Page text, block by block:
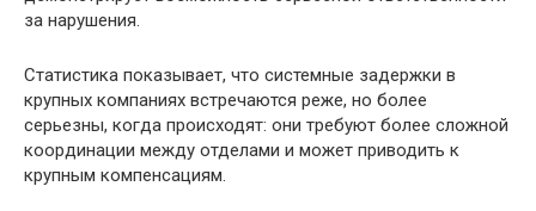
за нарушения.
Статистика показывает, что системные задержки в
крупных компаниях встречаются реже, но более
серьезны, когда происходят: они требуют более сложной
координации между отделами и может приводить к
крупным компенсациям.